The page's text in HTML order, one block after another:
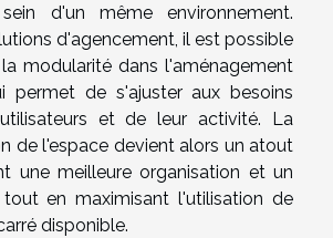
d'un même environnement.
d'agencement, il est possible
modularité dans l'aménagement
permet de s'ajuster aux besoins
et de leur activité. La
de l'espace devient alors un atout
une meilleure organisation et un
en maximisant l'utilisation de
disponible.